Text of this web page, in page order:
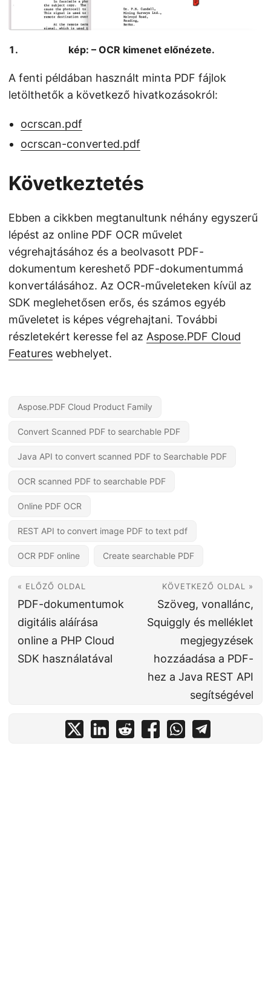
kép: – OCR kimenet előnézete.
A fenti példában használt minta PDF fájlok
letölthetők a következő hivatkozásokról:
ocrscan.pdf
ocrscan-converted.pdf
Következtetés
Ebben a cikkben megtanultunk néhány egyszerű
lépést az online PDF OCR művelet
végrehajtásához és a beolvasott PDF-
dokumentum kereshető PDF-dokumentummá
konvertálásához. Az OCR-műveleteken kívül az
SDK meglehetősen erős, és számos egyéb
műveletet is képes végrehajtani. További
részletekért keresse fel az Aspose.PDF Cloud
Features webhelyet.
Aspose.PDF Cloud Product Family
Convert Scanned PDF to searchable PDF
Java API to convert scanned PDF to Searchable PDF
OCR scanned PDF to searchable PDF
Online PDF OCR
REST API to convert image PDF to text pdf
OCR PDF online Create searchable PDF
« ELŐZŐ OLDAL
PDF-dokumentumok
digitális aláírása
online a PHP Cloud
SDK használatával
KÖVETKEZŐ OLDAL »
Szöveg, vonallánc,
Squiggly és melléklet
megjegyzések
hozzáadása a PDF-
hez a Java REST API
segítségével